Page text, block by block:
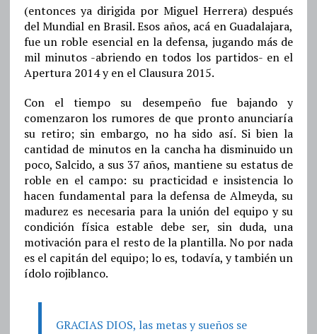
(entonces ya dirigida por Miguel Herrera) después
del Mundial en Brasil. Esos años, acá en Guadalajara,
fue un roble esencial en la defensa, jugando más de
mil minutos -abriendo en todos los partidos- en el
Apertura 2014 y en el Clausura 2015.
Con el tiempo su desempeño fue bajando y
comenzaron los rumores de que pronto anunciaría
su retiro; sin embargo, no ha sido así. Si bien la
cantidad de minutos en la cancha ha disminuido un
poco, Salcido, a sus 37 años, mantiene su estatus de
roble en el campo: su practicidad e insistencia lo
hacen fundamental para la defensa de Almeyda, su
madurez es necesaria para la unión del equipo y su
condición física estable debe ser, sin duda, una
motivación para el resto de la plantilla. No por nada
es el capitán del equipo; lo es, todavía, y también un
ídolo rojiblanco.
GRACIAS DIOS, las metas y sueños se